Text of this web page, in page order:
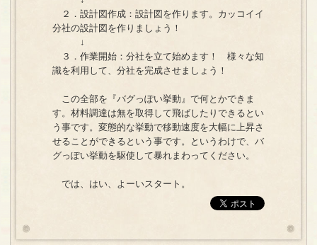
２．設計図作成：設計図を作ります。カッコイイ
分社の設計図を作りましょう！
↓
３．作業開始：分社を立て始めます！ 様々な知
識を利用して、分社を完成させましょう！
この全部を『バグっぽい挙動』で何とかできま
す。材料調達は無を取得して飛ばしたりできるとい
う事です。変態的な挙動で移動速度を大幅に上昇さ
せることができるという事です。というわけで、バ
グっぽい挙動を駆使して暴れまわってください。
では、はい、よーいスタート。